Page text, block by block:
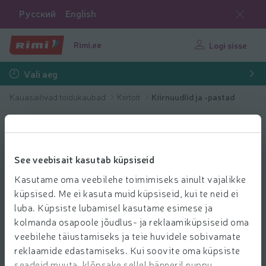
See veebisait kasutab küpsiseid
Kasutame oma veebilehe toimimiseks ainult vajalikke
küpsised. Me ei kasuta muid küpsiseid, kui te neid ei
luba. Küpsiste lubamisel kasutame esimese ja
kolmanda osapoole jõudlus- ja reklaamiküpsiseid oma
veebilehe täiustamiseks ja teie huvidele sobivamate
reklaamide edastamiseks. Kui soovite oma küpsiste
Русский English
Rimi.ee Logi sisse
Vali aeg
Kauasäilivad toidukaubad Kiirtoit Kiirnuudlid ja -pastad